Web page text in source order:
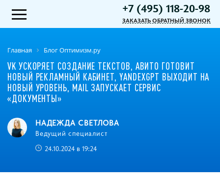
+7 (495) 118-20-98
ЗАКАЗАТЬ ОБРАТНЫЙ ЗВОНОК
Главная Блог Оптимизм.ру
VK УСКОРЯЕТ СОЗДАНИЕ ТЕКСТОВ, АВИТО ГОТОВИТ
НОВЫЙ РЕКЛАМНЫЙ КАБИНЕТ, YANDEXGPT ВЫХОДИТ НА
НОВЫЙ УРОВЕНЬ, MAIL ЗАПУСКАЕТ СЕРВИС
«ДОКУМЕНТЫ»
НАДЕЖДА СВЕТЛОВА
Ведущий специалист
24.10.2024 в 19:24